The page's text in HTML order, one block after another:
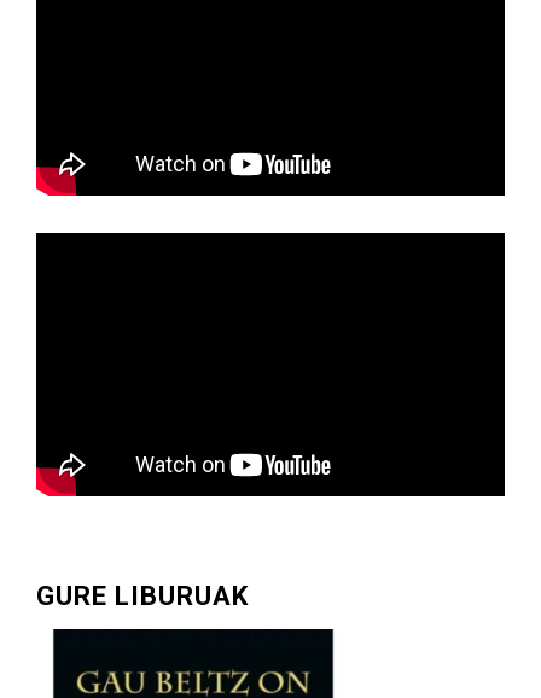
GURE LIBURUAK